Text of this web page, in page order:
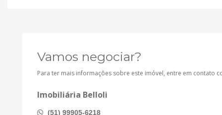
Vamos negociar?
Para ter mais informações sobre este imóvel, entre em contato
Imobiliária Belloli
(51) 99905-6218